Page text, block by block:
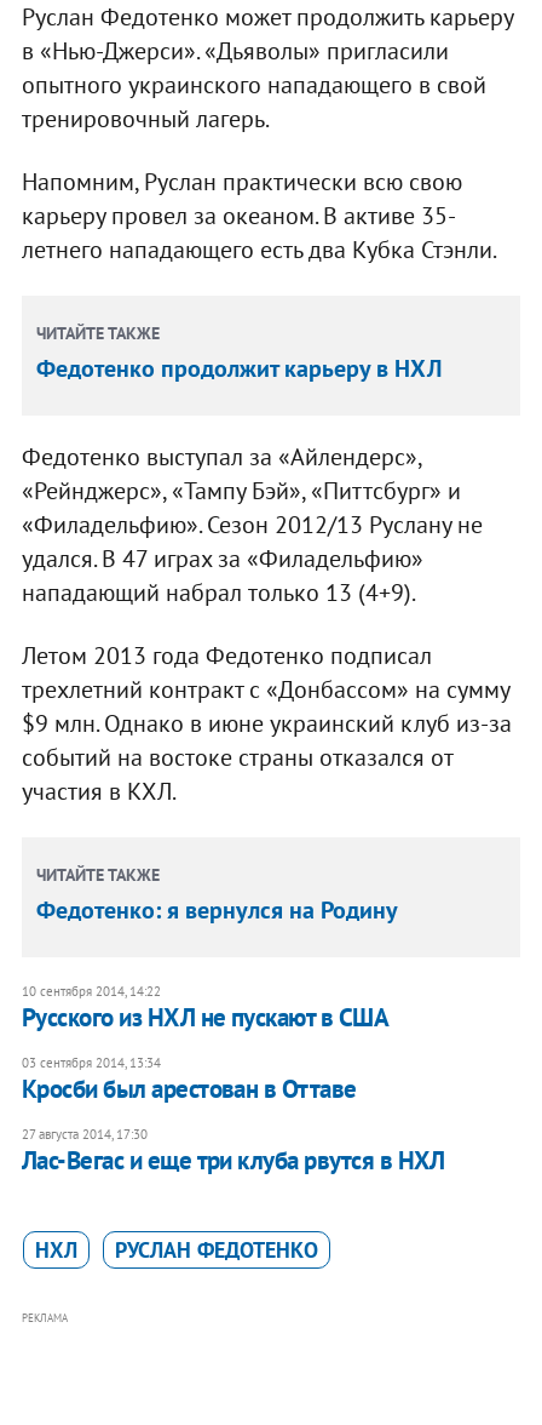
Руслан Федотенко может продолжить карьеру
в «Нью-Джерси». «Дьяволы» пригласили
опытного украинского нападающего в свой
тренировочный лагерь.
Напомним, Руслан практически всю свою
карьеру провел за океаном. В активе 35-
летнего нападающего есть два Кубка Стэнли.
ЧИТАЙТЕ ТАКЖЕ
Федотенко продолжит карьеру в НХЛ
Федотенко выступал за «Айлендерс»,
«Рейнджерс», «Тампу Бэй», «Питтсбург» и
«Филадельфию». Сезон 2012/13 Руслану не
удался. В 47 играх за «Филадельфию»
нападающий набрал только 13 (4+9).
Летом 2013 года Федотенко подписал
трехлетний контракт с «Донбассом» на сумму
$9 млн. Однако в июне украинский клуб из-за
событий на востоке страны отказался от
участия в КХЛ.
ЧИТАЙТЕ ТАКЖЕ
Федотенко: я вернулся на Родину
10 сентября 2014, 14:22
Русского из НХЛ не пускают в США
03 сентября 2014, 13:34
Кросби был арестован в Оттаве
27 августа 2014, 17:30
Лас-Вегас и еще три клуба рвутся в НХЛ
НХЛ РУСЛАН ФЕДОТЕНКО
РЕКЛАМА